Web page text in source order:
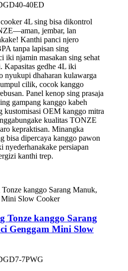
40ED
4L sing bisa dikontrol
jembar, lan
Kanthi panci njero
tanpa lapisan sing
iki njamin masakan sing sehat
Kapasitas gedhe 4L iki
nyukupi dhaharan kulawarga
cilik, cocok kanggo
Panel kenop sing prasaja
gampang kanggo kabeh
kustomisasi OEM kanggo mitra
kualitas TONZE
kepraktisan. Minangka
bisa dipercaya kanggo pawon
nyederhanakake persiapan
kanthi trep.
Tonze kanggo Sarang
Genggam Mini Slow
7PWG